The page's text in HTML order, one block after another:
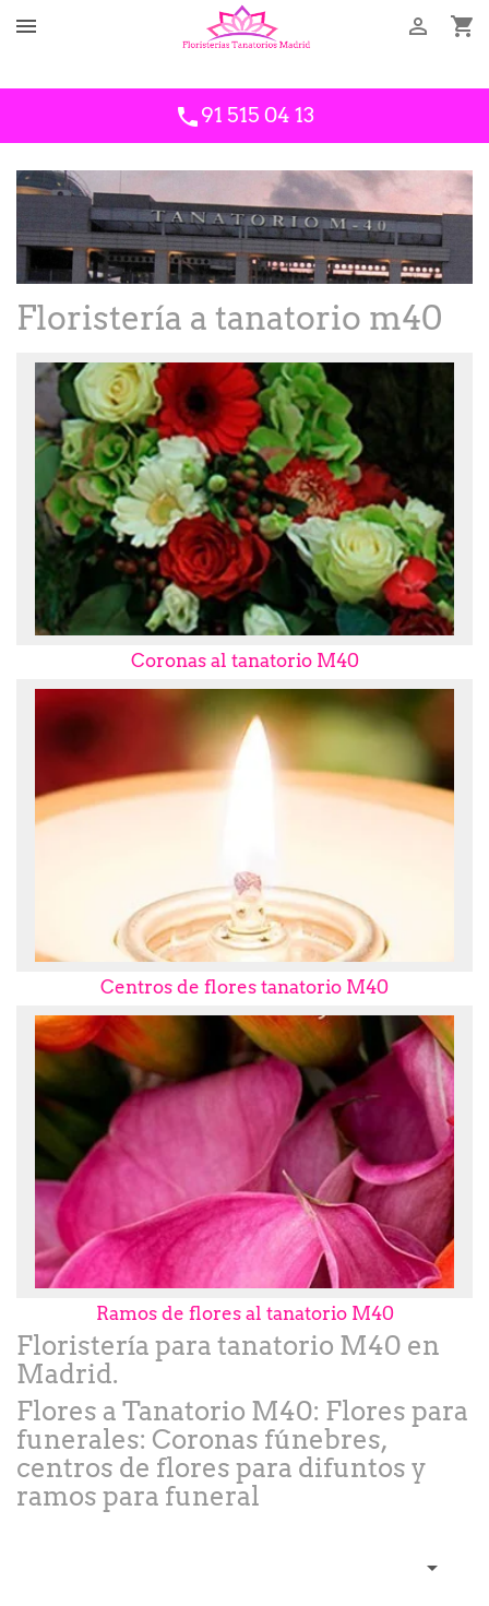
 

phone91 515 04 13
Floristería a tanatorio m40
Coronas al tanatorio M40
Centros de flores tanatorio M40
Ramos de flores al tanatorio M40
Floristería para tanatorio M40 en
Madrid.
Flores a Tanatorio M40: Flores para
funerales: Coronas fúnebres,
centros de flores para difuntos y
ramos para funeral
